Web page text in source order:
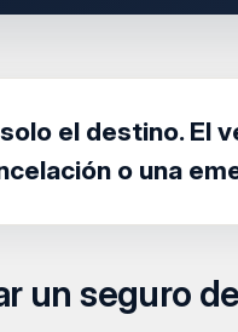
el destino.
o una
un seguro